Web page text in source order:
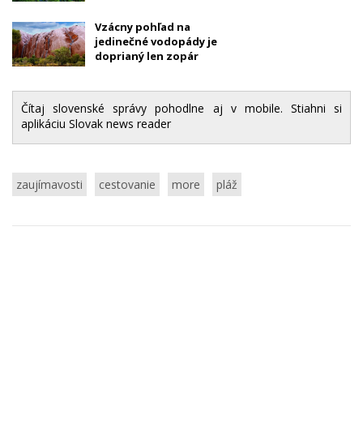
Vzácny pohľad na
jedinečné vodopády je
doprianý len zopár
Čítaj slovenské správy pohodlne aj v mobile. Stiahni si
aplikáciu Slovak news reader
zaujímavosti cestovanie more pláž